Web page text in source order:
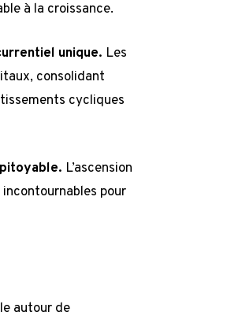
à la croissance.
unique. Les
consolidant
cycliques
L’ascension
pour
autour de